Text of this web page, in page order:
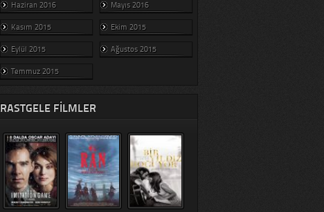
Haziran 2016 Mayıs 2016
Kasım 2015 Ekim 2015
Eylül 2015 Ağustos 2015
Temmuz 2015
RASTGELE FILMLER